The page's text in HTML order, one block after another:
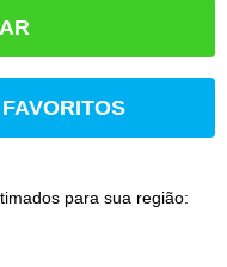
para sua região: